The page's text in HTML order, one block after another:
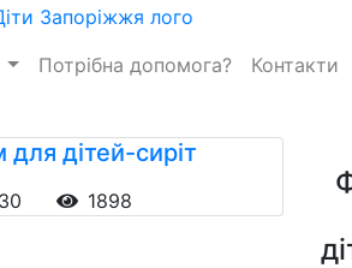
Потрібна допомога? Контакти
дітей-сиріт
1898